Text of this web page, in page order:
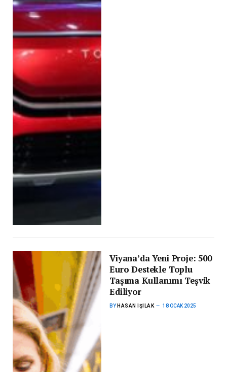
Viyana’da Yeni Proje: 500
Euro Destekle Toplu
Taşıma Kullanımı Teşvik
Ediliyor
BY HASAN IŞILAK 18 OCAK 2025